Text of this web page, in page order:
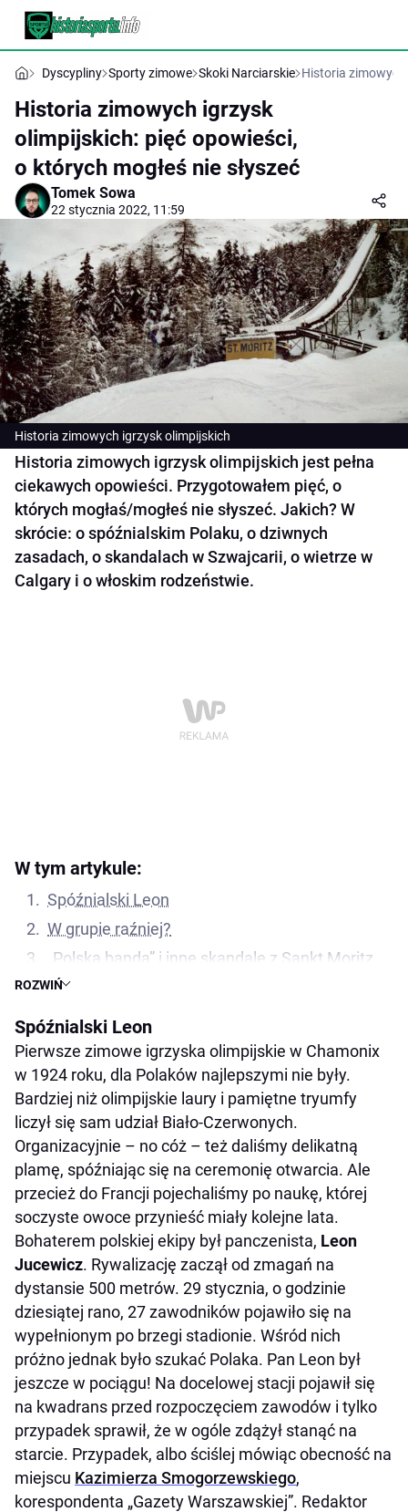
Dyscypliny Sporty zimowe Skoki Narciarskie Historia zimowych
Historia zimowych igrzysk
olimpijskich: pięć opowieści,
o których mogłeś nie słyszeć
Tomek Sowa
22 stycznia 2022, 11:59
Historia zimowych igrzysk olimpijskich
Historia zimowych igrzysk olimpijskich jest pełna
ciekawych opowieści. Przygotowałem pięć, o
których mogłaś/mogłeś nie słyszeć. Jakich? W
skrócie: o spóźnialskim Polaku, o dziwnych
zasadach, o skandalach w Szwajcarii, o wietrze w
Calgary i o włoskim rodzeństwie.
W tym artykule:
ROZWIŃ
Spóźnialski Leon
W grupie raźniej?
„Polska banda” i inne skandale z Sankt Moritz
Historia zimowych igrzysk olimpijskich: chinook
Od Sarajewa do Soczi: olimpijskie boje
rodzeństwa Di Centa
Spóźnialski Leon
Pierwsze zimowe igrzyska olimpijskie w Chamonix
w 1924 roku, dla Polaków najlepszymi nie były.
Bardziej niż olimpijskie laury i pamiętne tryumfy
liczył się sam udział Biało-Czerwonych.
Organizacyjnie – no cóż – też daliśmy delikatną
plamę, spóźniając się na ceremonię otwarcia. Ale
przecież do Francji pojechaliśmy po naukę, której
soczyste owoce przynieść miały kolejne lata.
Bohaterem polskiej ekipy był panczenista, Leon
Jucewicz. Rywalizację zaczął od zmagań na
dystansie 500 metrów. 29 stycznia, o godzinie
dziesiątej rano, 27 zawodników pojawiło się na
wypełnionym po brzegi stadionie. Wśród nich
próżno jednak było szukać Polaka. Pan Leon był
jeszcze w pociągu! Na docelowej stacji pojawił się
na kwadrans przed rozpoczęciem zawodów i tylko
przypadek sprawił, że w ogóle zdążył stanąć na
starcie. Przypadek, albo ściślej mówiąc obecność na
miejscu Kazimierza Smogorzewskiego,
korespondenta „Gazety Warszawskiej”. Redaktor